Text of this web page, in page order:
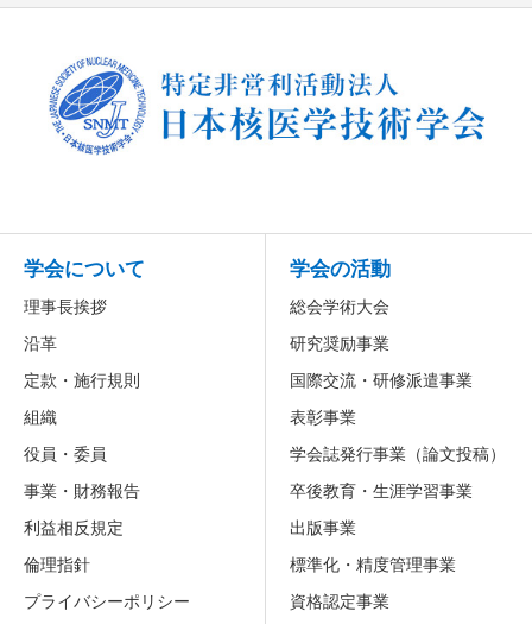
学会について
理事長挨拶
沿革
定款・施行規則
組織
役員・委員
事業・財務報告
利益相反規定
倫理指針
プライバシーポリシー
学会の活動
総会学術大会
研究奨励事業
国際交流・研修派遣事業
表彰事業
学会誌発行事業（論文投稿）
卒後教育・生涯学習事業
出版事業
標準化・精度管理事業
資格認定事業